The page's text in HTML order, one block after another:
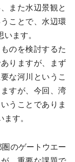
また水辺景観と
ことで、水辺環
ます。
のを検討するた
りますが、まず
な河川というこ
すが、今回、湾
うことでありま
す。
のゲートウエー